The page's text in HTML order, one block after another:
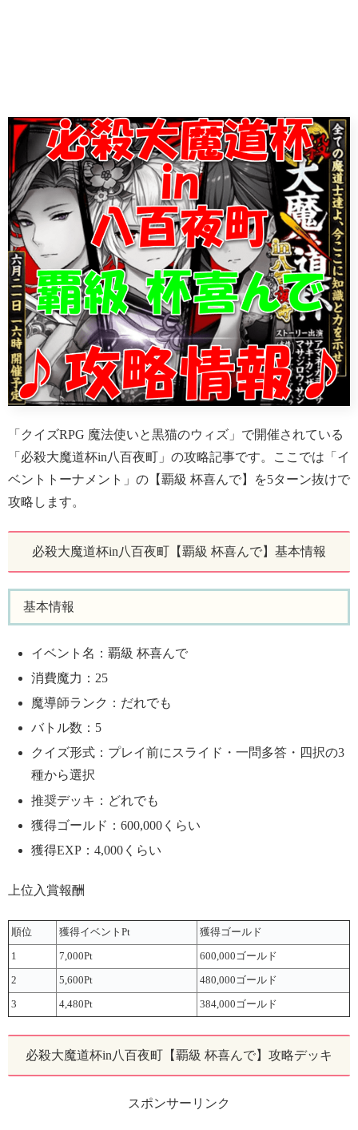
「クイズRPG 魔法使いと黒猫のウィズ」で開催されている
「必殺大魔道杯in八百夜町」の攻略記事です。ここでは「イ
ベントトーナメント」の【覇級 杯喜んで】を5ターン抜けで
攻略します。
必殺大魔道杯in八百夜町【覇級 杯喜んで】基本情報
基本情報
イベント名：覇級 杯喜んで
消費魔力：25
魔導師ランク：だれでも
バトル数：5
クイズ形式：プレイ前にスライド・一問多答・四択の3
種から選択
推奨デッキ：どれでも
獲得ゴールド：600,000くらい
獲得EXP：4,000くらい
上位入賞報酬
順位 獲得イベントPt 獲得ゴールド
1 7,000Pt 600,000ゴールド
2 5,600Pt 480,000ゴールド
3 4,480Pt 384,000ゴールド
必殺大魔道杯in八百夜町【覇級 杯喜んで】攻略デッキ
スポンサーリンク